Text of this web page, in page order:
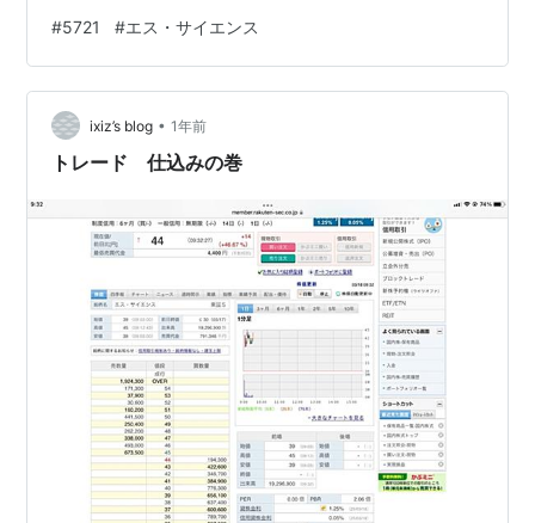
ぁ、押し目となるか、どうなるか。 うーん、高値更新せ
ず。下に～下に。 もしや日足陰線かな？ 後場は、銀行回
りして見てなかったけど、 えーーーっ、105円まで落と
したのか！！逆指値狩り？？ しかし、戻してきて相変わ
らず強いな。しっかり日足陽線で終えてきた。 綺麗な日
#5721 #エス・サイエンス
ixiz’s blog • 1年前
トレード 仕込みの巻